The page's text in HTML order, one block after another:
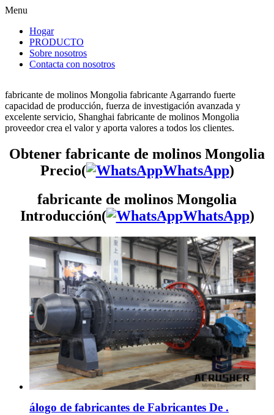
Menu
Hogar
PRODUCTO
Sobre nosotros
Contacta con nosotros
fabricante de molinos Mongolia fabricante Agarrando fuerte
capacidad de producción, fuerza de investigación avanzada y
excelente servicio, Shanghai fabricante de molinos Mongolia
proveedor crea el valor y aporta valores a todos los clientes.
Obtener fabricante de molinos Mongolia
Precio(
WhatsApp)
fabricante de molinos Mongolia
Introducción(
WhatsApp)
álogo de fabricantes de Fabricantes De .